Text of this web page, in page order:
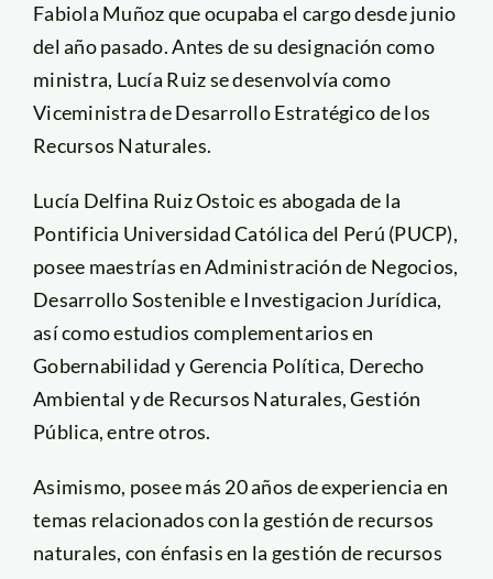
Fabiola Muñoz que ocupaba el cargo desde junio
del año pasado. Antes de su designación como
ministra, Lucía Ruiz se desenvolvía como
Viceministra de Desarrollo Estratégico de los
Recursos Naturales.
Lucía Delfina Ruiz Ostoic es abogada de la
Pontificia Universidad Católica del Perú (PUCP),
posee maestrías en Administración de Negocios,
Desarrollo Sostenible e Investigacion Jurídica,
así como estudios complementarios en
Gobernabilidad y Gerencia Política, Derecho
Ambiental y de Recursos Naturales, Gestión
Pública, entre otros.
Asimismo, posee más 20 años de experiencia en
temas relacionados con la gestión de recursos
naturales, con énfasis en la gestión de recursos